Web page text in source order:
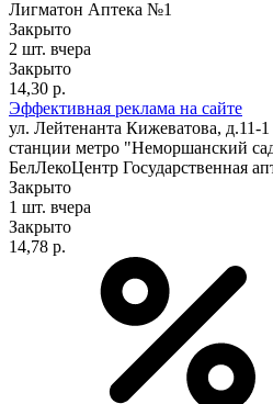
Лигматон Аптека №1
Закрыто
2 шт. вчера
Закрыто
14,30 р.
Эффективная реклама на сайте
ул. Лейтенанта Кижеватова, д.11-
станции метро "Неморшанский
БелЛекоЦентр Государственная
Закрыто
1 шт. вчера
Закрыто
14,78 р.